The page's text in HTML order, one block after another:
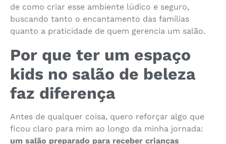
de como criar esse ambiente lúdico e seguro,
buscando tanto o encantamento das famílias
quanto a praticidade de quem gerencia um salão.
Por que ter um espaço
kids no salão de beleza
faz diferença
Antes de qualquer coisa, quero reforçar algo que
ficou claro para mim ao longo da minha jornada:
um salão preparado para receber crianças